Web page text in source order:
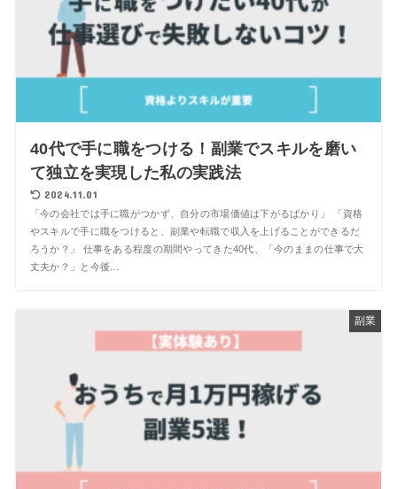
40代で手に職をつける！副業でスキルを磨い
て独立を実現した私の実践法
2024.11.01
「今の会社では手に職がつかず、自分の市場価値は下がるばかり」 「資格
やスキルで手に職をつけると、副業や転職で収入を上げることができるだ
ろうか？」 仕事をある程度の期間やってきた40代、「今のままの仕事で大
丈夫か？」と今後...
副業